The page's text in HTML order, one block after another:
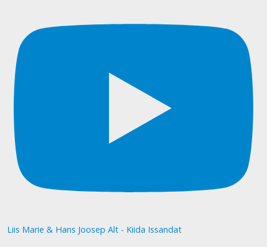
Liis Marie & Hans Joosep Alt - Kiida Issandat